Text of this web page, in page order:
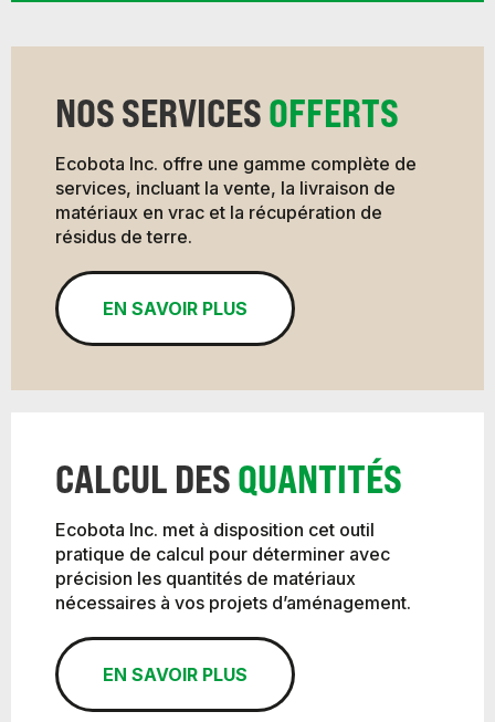
NOS SERVICESOFFERTS
Ecobota Inc. offre une gamme complète de
services, incluant la vente, la livraison de
matériaux en vrac et la récupération de
résidus de terre.
EN SAVOIR PLUS
CALCUL DESQUANTITÉS
Ecobota Inc. met à disposition cet outil
pratique de calcul pour déterminer avec
précision les quantités de matériaux
nécessaires à vos projets d’aménagement.
EN SAVOIR PLUS